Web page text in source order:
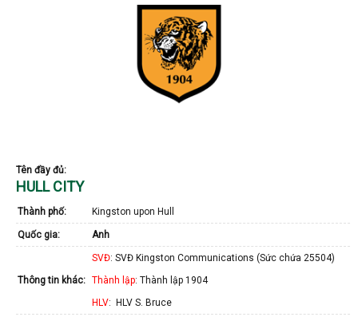
Tên đầy đủ:
HULL CITY
Thành phố: Kingston upon Hull
Quốc gia: Anh
Thông tin khác:
SVĐ: SVĐ Kingston Communications (Sức chứa 25504)
Thành lập: Thành lập 1904
HLV: HLV S. Bruce